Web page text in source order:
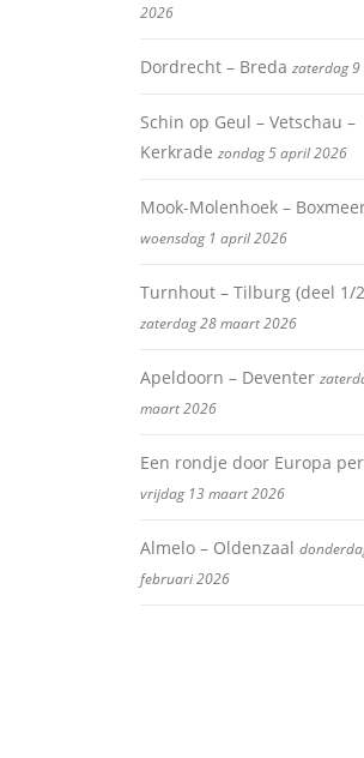
2026
Dordrecht – Breda zaterdag
Schin op Geul – Vetschau –
Kerkrade zondag 5 april 2026
Mook-Molenhoek –
woensdag 1 april 2026
Turnhout – Tilburg (deel 1/
zaterdag 28 maart 2026
Apeldoorn – Deventer
maart 2026
Een rondje door Europa
vrijdag 13 maart 2026
Almelo – Oldenzaal
februari 2026